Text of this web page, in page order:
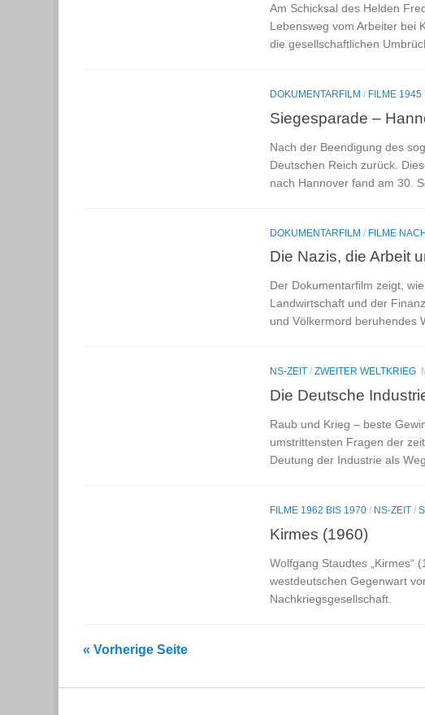
Am Schicksal des Helden
Lebensweg vom Arbeiter bei
die gesellschaftlichen
DOKUMENTARFILM / FILME 1945
Siegesparade –
Nach der Beendigung des
Deutschen Reich zurück.
nach Hannover fand am 30.
DOKUMENTARFILM / FILME
Die Nazis, die Arbeit
Der Dokumentarfilm zeigt,
Landwirtschaft und der
und Völkermord beruhendes
NS-ZEIT / ZWEITER WELTKRIEG
Die Deutsche
Raub und Krieg – beste
umstrittensten Fragen der
Deutung der Industrie als
FILME 1962 BIS 1970 / NS-ZEIT /
Kirmes (1960)
Wolfgang Staudtes „Kirmes“
westdeutschen Gegenwart
Nachkriegsgesellschaft.
« Vorherige Seite